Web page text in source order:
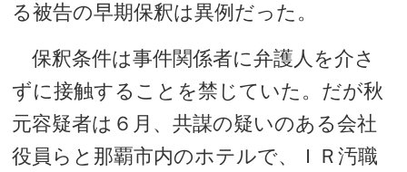
る被告の早期保釈は異例だった。
保釈条件は事件関係者に弁護人を介さ
ずに接触することを禁じていた。だが秋
元容疑者は６月、共謀の疑いのある会社
役員らと那覇市内のホテルで、ＩＲ汚職